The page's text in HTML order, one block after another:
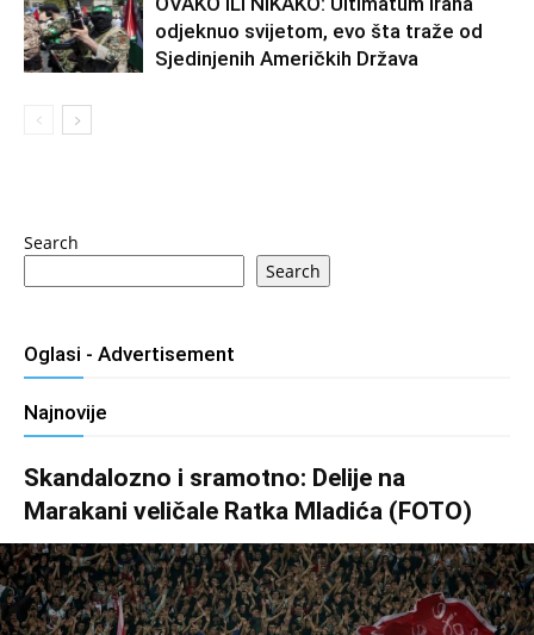
odjeknuo svijetom, evo šta traže od
Sjedinjenih Američkih Država
Search
Search
Oglasi - Advertisement
Najnovije
Skandalozno i sramotno: Delije na
Marakani veličale Ratka Mladića (FOTO)